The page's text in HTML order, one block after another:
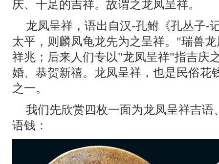
庆、十足的吉祥。故谓之龙凤呈祥。
龙凤呈祥，语出自汉-孔鲋《孔丛子-
太平，则麟凤龟龙先为之呈祥。"瑞兽
祥兆；后来人们专以"龙凤呈祥"指吉庆
婚、恭贺新禧。龙凤呈祥，也是民俗花
之一。
我们先欣赏四枚一面为龙凤呈祥吉
语钱：